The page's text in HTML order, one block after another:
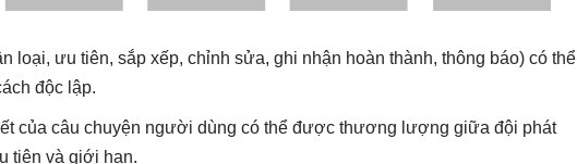
loại, ưu tiên, sắp xếp, chỉnh sửa, ghi nhận hoàn thành, thông báo) có thể
độc lập.
của câu chuyện người dùng có thể được thương lượng giữa đội phát
tiên và giới hạn.